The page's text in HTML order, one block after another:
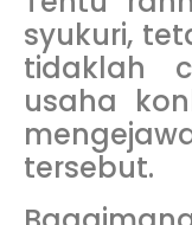
syukuri,
tidaklah
usaha
tersebut.